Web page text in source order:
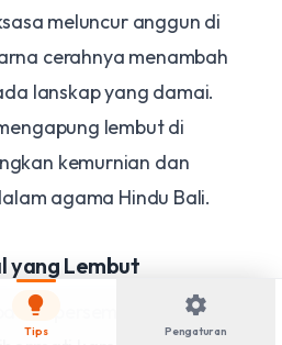
meluncur anggun di
cerahnya menambah
lanskap yang damai.
lembut di
kemurnian dan
agama Hindu Bali.
yang Lembut
dipersembahkan untuk
lightbulb
Tips
settings
Pengaturan